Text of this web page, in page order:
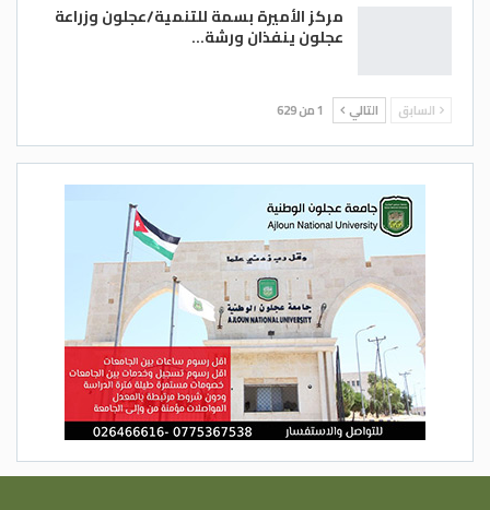
مركز الأميرة بسمة للتنمية/عجلون وزراعة
عجلون ينفذان ورشة…
السابق التالي 1 من 629